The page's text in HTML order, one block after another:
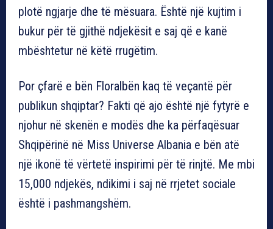
plotë ngjarje dhe të mësuara. Është një kujtim i
bukur për të gjithë ndjekësit e saj që e kanë
mbështetur në këtë rrugëtim.
Por çfarë e bën Floralbën kaq të veçantë për
publikun shqiptar? Fakti që ajo është një fytyrë e
njohur në skenën e modës dhe ka përfaqësuar
Shqipërinë në Miss Universe Albania e bën atë
një ikonë të vërtetë inspirimi për të rinjtë. Me mbi
15,000 ndjekës, ndikimi i saj në rrjetet sociale
është i pashmangshëm.